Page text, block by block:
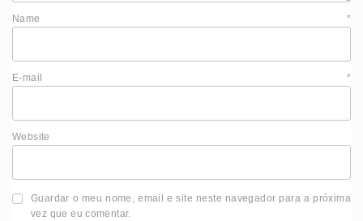
Name *
E-mail *
Website
Guardar o meu nome, email e site neste navegador para a próxima
vez que eu comentar.